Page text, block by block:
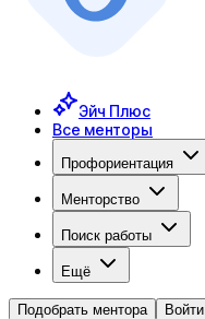
Эйч Плюс
Все менторы
Профориентация
Менторство
Поиск работы
Ещё
Подобрать ментора Войти